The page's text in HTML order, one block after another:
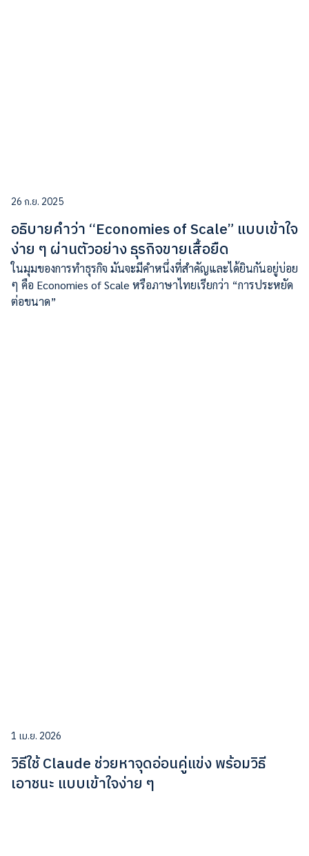
26 ก.ย. 2025
อธิบายคำว่า “Economies of Scale” แบบเข้าใจ
ง่าย ๆ ผ่านตัวอย่าง ธุรกิจขายเสื้อยืด
ในมุมของการทำธุรกิจ มันจะมีคำหนึ่งที่สำคัญและได้ยินกันอยู่บ่อย
ๆ คือ Economies of Scale หรือภาษาไทยเรียกว่า “การประหยัด
ต่อขนาด”
1 เม.ย. 2026
วิธีใช้ Claude ช่วยหาจุดอ่อนคู่แข่ง พร้อมวิธี
เอาชนะ แบบเข้าใจง่าย ๆ